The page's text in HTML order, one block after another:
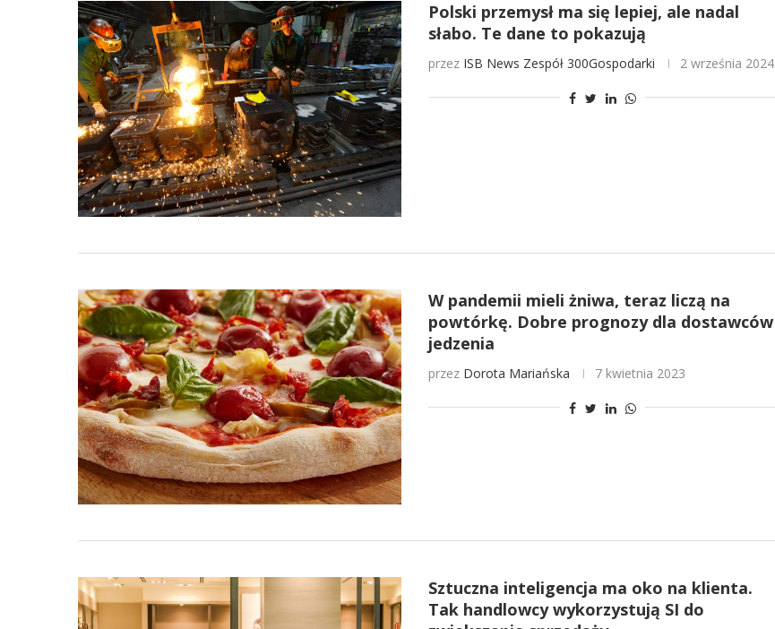
Polski przemysł ma się lepiej, ale nadal
słabo. Te dane to pokazują
przez ISB News Zespół 300Gospodarki 2 września 2024
W pandemii mieli żniwa, teraz liczą na
powtórkę. Dobre prognozy dla dostawców
jedzenia
przez Dorota Mariańska 7 kwietnia 2023
Sztuczna inteligencja ma oko na klienta.
Tak handlowcy wykorzystują SI do